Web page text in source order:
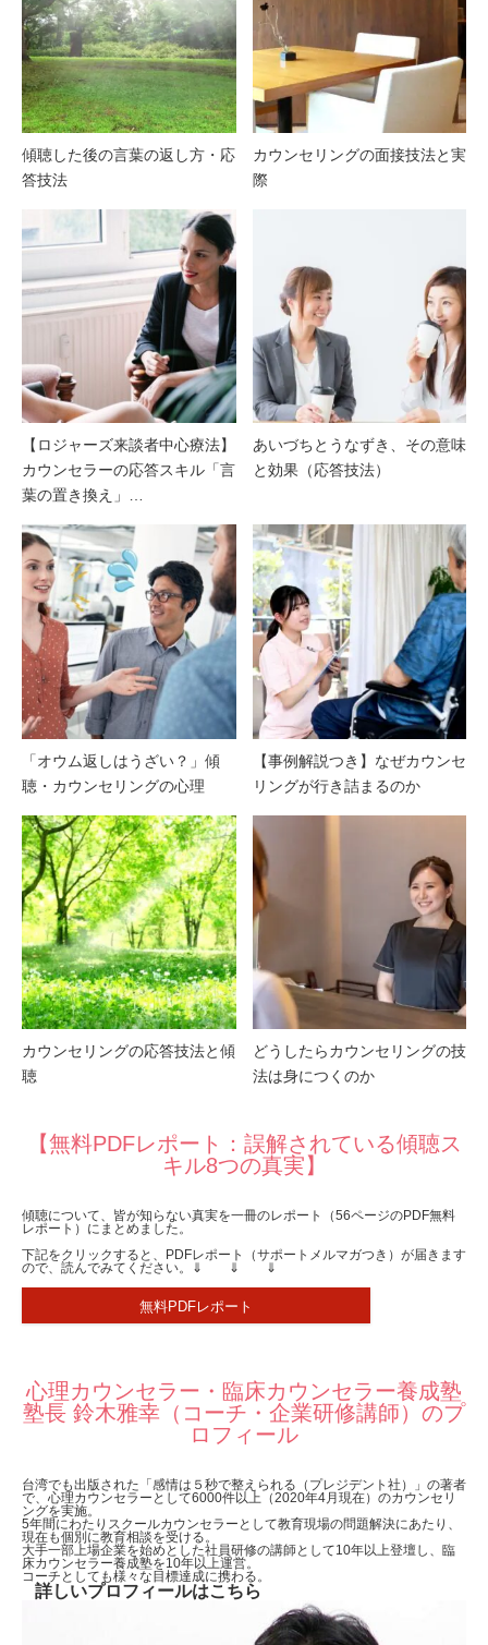
傾聴した後の言葉の返し方・応
答技法
カウンセリングの面接技法と実
際
【ロジャーズ来談者中心療法】
カウンセラーの応答スキル「言
葉の置き換え」…
あいづちとうなずき、その意味
と効果（応答技法）
「オウム返しはうざい？」傾
聴・カウンセリングの心理
【事例解説つき】なぜカウンセ
リングが行き詰まるのか
カウンセリングの応答技法と傾
聴
どうしたらカウンセリングの技
法は身につくのか
【無料PDFレポート：誤解されている傾聴ス
キル8つの真実】
傾聴について、皆が知らない真実を一冊のレポート（56ページのPDF無料
レポート）にまとめました。
下記をクリックすると、PDFレポート（サポートメルマガつき）が届きます
ので、読んでみてください。⇓ ⇓ ⇓
無料PDFレポート
心理カウンセラー・臨床カウンセラー養成塾
塾長 鈴木雅幸（コーチ・企業研修講師）のプ
ロフィール
台湾でも出版された「感情は５秒で整えられる（プレジデント社）」の著者
で、心理カウンセラーとして6000件以上（2020年4月現在）のカウンセリ
ングを実施。
5年間にわたりスクールカウンセラーとして教育現場の問題解決にあたり、
現在も個別に教育相談を受ける。
大手一部上場企業を始めとした社員研修の講師として10年以上登壇し、臨
床カウンセラー養成塾を10年以上運営。
コーチとしても様々な目標達成に携わる。
詳しいプロフィールはこちら